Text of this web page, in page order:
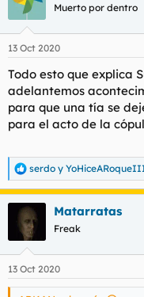
Muerto por dentro
13 Oct 2020
Todo esto que explica
adelantemos
para que una tía se
para el acto de la
R
e
a
e
s
serdo y
Matarratas
Freak
13 Oct 2020